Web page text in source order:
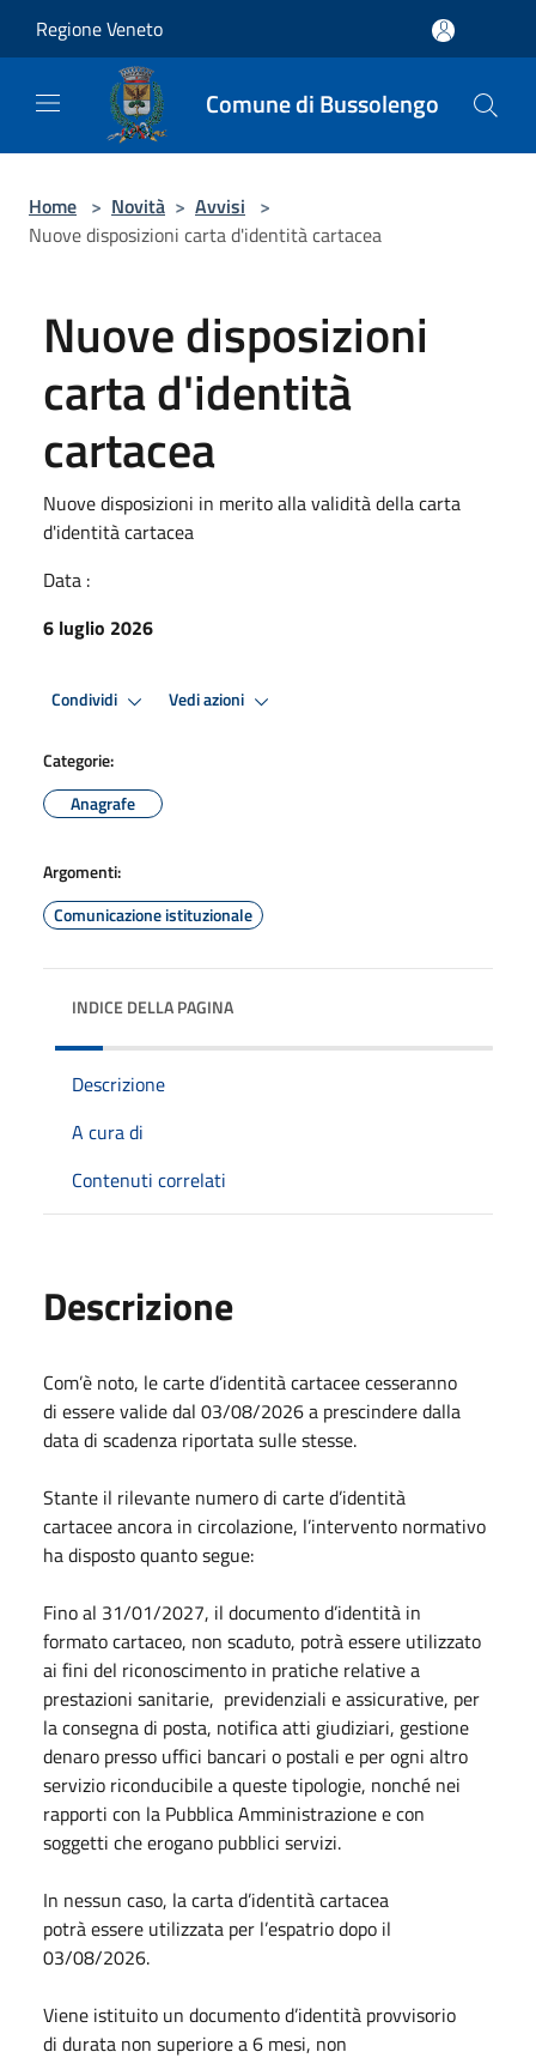
Regione Veneto
Comune di Bussolengo
Home > Novità > Avvisi >
Nuove disposizioni carta d'identità cartacea
Nuove disposizioni
carta d'identità
cartacea
Nuove disposizioni in merito alla validità della carta
d'identità cartacea
Data :
6 luglio 2026
Condividi Vedi azioni
Categorie:
Anagrafe
Argomenti:
Comunicazione istituzionale
INDICE DELLA PAGINA
Descrizione
A cura di
Contenuti correlati
Descrizione
Com’è noto, le carte d’identità cartacee cesseranno
di essere valide dal 03/08/2026 a prescindere dalla
data di scadenza riportata sulle stesse.
Stante il rilevante numero di carte d’identità
cartacee ancora in circolazione, l’intervento normativo
ha disposto quanto segue:
Fino al 31/01/2027, il documento d’identità in
formato cartaceo, non scaduto, potrà essere utilizzato
ai fini del riconoscimento in pratiche relative a
prestazioni sanitarie, previdenziali e assicurative, per
la consegna di posta, notifica atti giudiziari, gestione
denaro presso uffici bancari o postali e per ogni altro
servizio riconducibile a queste tipologie, nonché nei
rapporti con la Pubblica Amministrazione e con
soggetti che erogano pubblici servizi.
In nessun caso, la carta d’identità cartacea
potrà essere utilizzata per l’espatrio dopo il
03/08/2026.
Viene istituito un documento d’identità provvisorio
di durata non superiore a 6 mesi, non